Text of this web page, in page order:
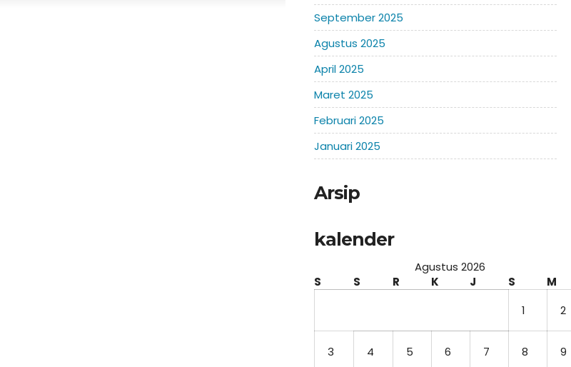
September 2025
Agustus 2025
April 2025
Maret 2025
Februari 2025
Januari 2025
Arsip
kalender
Agustus 2026
S
S R K J S
M
1
2
3 4 5 6 7 8 9